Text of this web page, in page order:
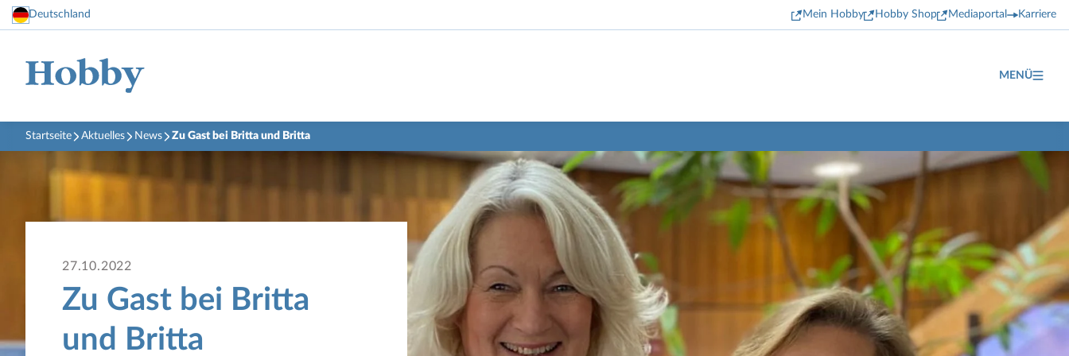
Deutschland Mein Hobby Hobby Shop Mediaportal Karriere
MENÜ
Startseite Aktuelles News Zu Gast bei Britta und Britta
27.10.2022
Zu Gast bei Britta
und Britta